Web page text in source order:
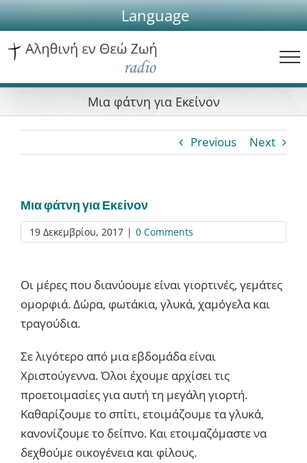
Skip
to
content
Language
Μια φάτνη για Εκείνον
Previous Next
Μια φάτνη για Εκείνον
19 Δεκεμβρίου, 2017 | 0 Comments
Οι μέρες που διανύουμε είναι γιορτινές, γεμάτες
ομορφιά. Δώρα, φωτάκια, γλυκά, χαμόγελα και
τραγούδια.
Σε λιγότερο από μια εβδομάδα είναι
Χριστούγεννα. Όλοι έχουμε αρχίσει τις
προετοιμασίες για αυτή τη μεγάλη γιορτή.
Καθαρίζουμε το σπίτι, ετοιμάζουμε τα γλυκά,
κανονίζουμε το δείπνο. Και ετοιμαζόμαστε να
δεχθούμε οικογένεια και φίλους.